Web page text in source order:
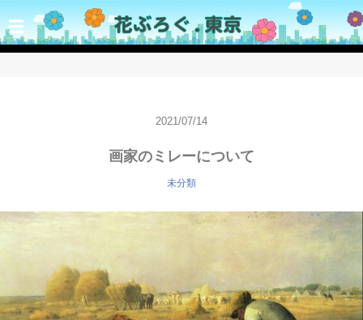
☰
2021/07/14
画家のミレーについて
未分類